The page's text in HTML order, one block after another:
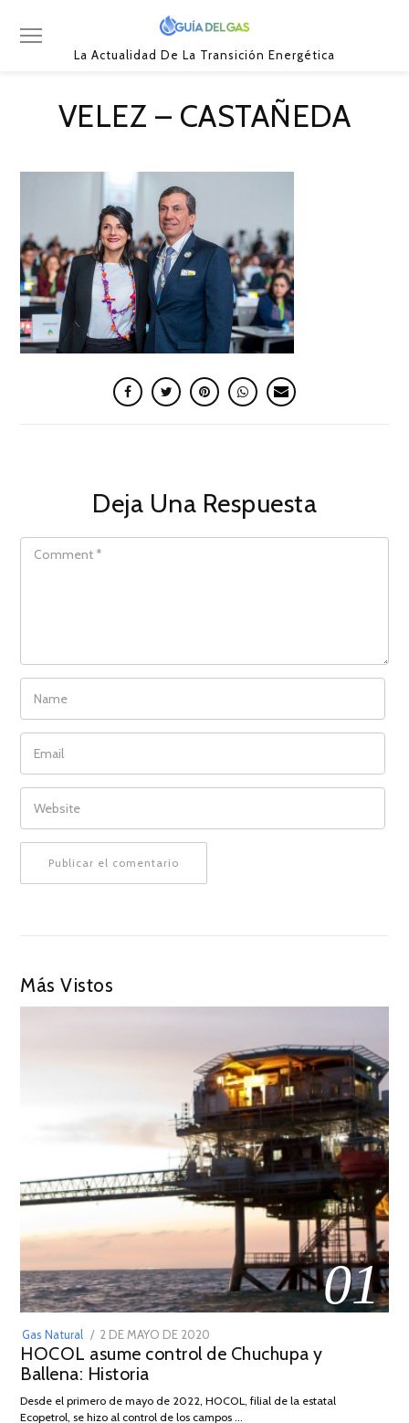
La Actualidad De La Transición Energética
VELEZ – CASTAÑEDA
Deja Una Respuesta
COMMENT
NAME
EMAIL
WEBSITE
Más Vistos
01
Gas Natural
POSTED
ON
2 DE MAYO DE 2020
DE
2026
HOCOL asume control de Chuchupa y
Ballena: Historia
Desde el primero de mayo de 2022, HOCOL, filial de la estatal
Ecopetrol, se hizo al control de los campos …